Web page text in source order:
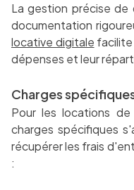
La gestion précise de
documentation
locative digitale facilite
dépenses et leur
Charges
Pour les locations de
charges spécifiques
récupérer les frais
: